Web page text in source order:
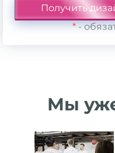
*-
Мы